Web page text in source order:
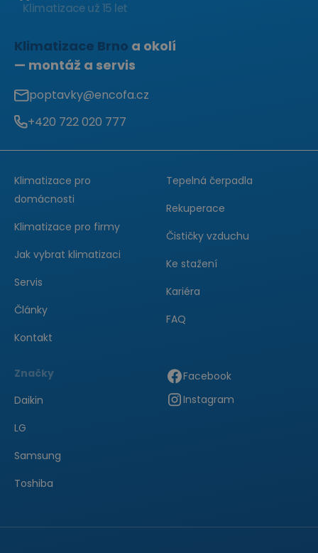
Klimatizace už 15 let
Klimatizace Brno a okolí
— montáž a servis
poptavky@encofa.cz
Zavolejte
nám:
+420 722 020 777
Klimatizace pro
domácnosti
Klimatizace pro firmy
Jak vybrat klimatizaci
Servis
Články
Kontakt
Tepelná čerpadla
Rekuperace
Čističky vzduchu
Ke stažení
Kariéra
FAQ
Značky
Daikin
LG
Samsung
Toshiba
Facebook
Instagram